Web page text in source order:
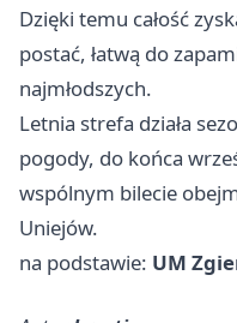
Dzięki temu całość
postać, łatwą do
najmłodszych.
Letnia strefa działa
pogody, do końca
wspólnym bilecie
Uniejów.
na podstawie: UM